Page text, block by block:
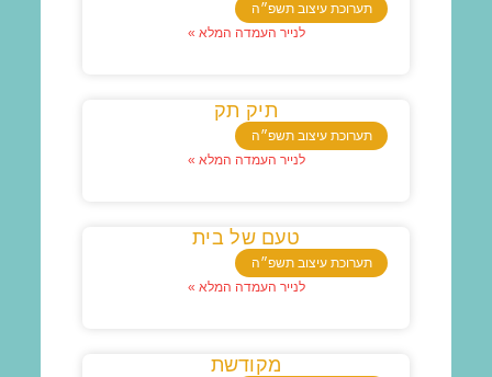
תערוכת עיצוב תשפ״ה
לנייר העמדה המלא »
תערוכת עיצוב תשפ״ה
תיק תק
לנייר העמדה המלא »
תערוכת עיצוב תשפ״ה
טעם של בית
לנייר העמדה המלא »
מקודשת